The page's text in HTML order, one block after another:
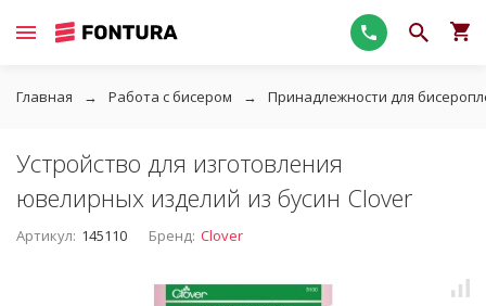
Главная Работа с бисером Принадлежности для
Устройство для изготовления
ювелирных изделий из бусин Clover
Артикул: 145110 Бренд: Clover